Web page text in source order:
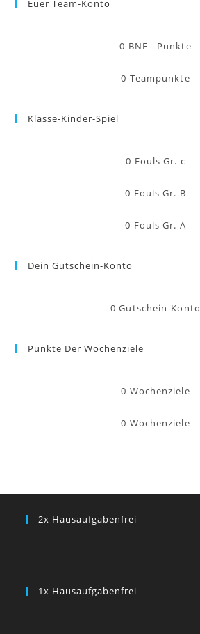
Euer Team-Konto
0 BNE - Punkte
0 Teampunkte
Klasse-Kinder-Spiel
0 Fouls Gr. c
0 Fouls Gr. B
0 Fouls Gr. A
Dein Gutschein-Konto
0 Gutschein-Konto
Punkte Der Wochenziele
0 Wochenziele
0 Wochenziele
2x Hausaufgabenfrei
1x Hausaufgabenfrei